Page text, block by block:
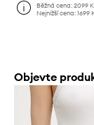
Běžná cena:2099
Nejnižší cena:1699
Objevte